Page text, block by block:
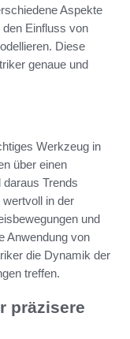
Aspekte
Einfluss von
Diese
genaue und
Werkzeug in
über einen
Trends
in der
und
Anwendung von
die Dynamik der
treffen.
präzisere